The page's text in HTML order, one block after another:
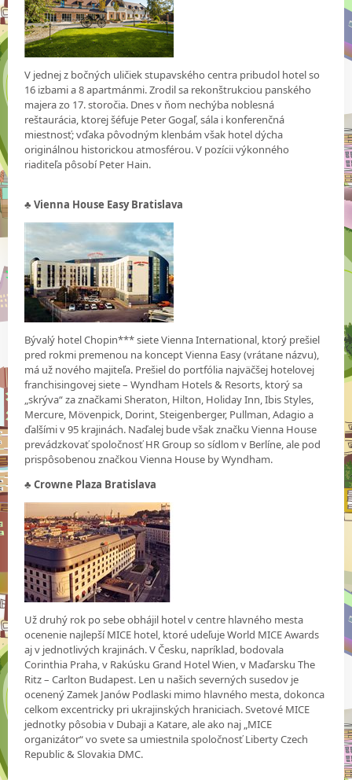
V jednej z bočných uličiek stupavského centra pribudol hotel so
16 izbami a 8 apartmánmi. Zrodil sa rekonštrukciou panského
majera zo 17. storočia. Dnes v ňom nechýba noblesná
reštaurácia, ktorej šéfuje Peter Gogaľ, sála i konferenčná
miestnosť; vďaka pôvodným klenbám však hotel dýcha
originálnou historickou atmosférou. V pozícii výkonného
riaditeľa pôsobí Peter Hain.
♣ Vienna House Easy Bratislava
Bývalý hotel Chopin*** siete Vienna International, ktorý prešiel
pred rokmi premenou na koncept Vienna Easy (vrátane názvu),
má už nového majiteľa. Prešiel do portfólia najväčšej hotelovej
franchisingovej siete – Wyndham Hotels & Resorts, ktorý sa
„skrýva“ za značkami Sheraton, Hilton, Holiday Inn, Ibis Styles,
Mercure, Mövenpick, Dorint, Steigenberger, Pullman, Adagio a
ďalšími v 95 krajinách. Naďalej bude však značku Vienna House
prevádzkovať spoločnosť HR Group so sídlom v Berlíne, ale pod
prispôsobenou značkou Vienna House by Wyndham.
♣ Crowne Plaza Bratislava
Už druhý rok po sebe obhájil hotel v centre hlavného mesta
ocenenie najlepší MICE hotel, ktoré udeľuje World MICE Awards
aj v jednotlivých krajinách. V Česku, napríklad, bodovala
Corinthia Praha, v Rakúsku Grand Hotel Wien, v Maďarsku The
Ritz – Carlton Budapest. Len u našich severných susedov je
ocenený Zamek Janów Podlaski mimo hlavného mesta, dokonca
celkom excentricky pri ukrajinských hraniciach. Svetové MICE
jednotky pôsobia v Dubaji a Katare, ale ako naj „MICE
organizátor“ vo svete sa umiestnila spoločnosť Liberty Czech
Republic & Slovakia DMC.